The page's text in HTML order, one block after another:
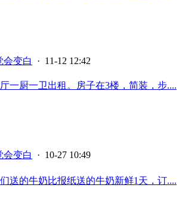
会变白 · 11-12 12:42
一厨一卫出租。房子在3楼，简装，步....
会变白
· 10-27 10:49
送的牛奶比报纸送的牛奶新鲜1天，订....